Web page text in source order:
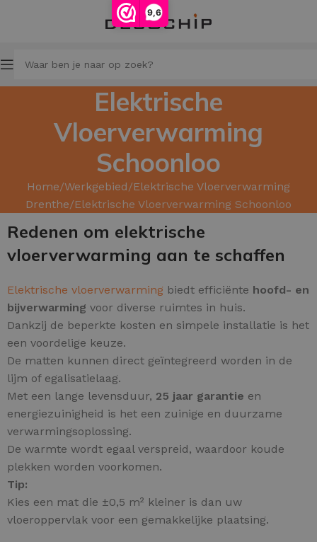
9,6
Elektrische
Vloerverwarming
Schoonloo
Home Werkgebied Elektrische Vloerverwarming
Drenthe Elektrische Vloerverwarming Schoonloo
Redenen om elektrische
vloerverwarming aan te schaffen
Elektrische vloerverwarming biedt efficiënte hoofd- en
bijverwarming voor diverse ruimtes in huis.
Dankzij de beperkte kosten en simpele installatie is het
een voordelige keuze.
De matten kunnen direct geïntegreerd worden in de
lijm of egalisatielaag.
Met een lange levensduur, 25 jaar garantie en
energiezuinigheid is het een zuinige en duurzame
verwarmingsoplossing.
De warmte wordt egaal verspreid, waardoor koude
plekken worden voorkomen.
Tip:
Kies een mat die ±0,5 m² kleiner is dan uw
vloeroppervlak voor een gemakkelijke plaatsing.